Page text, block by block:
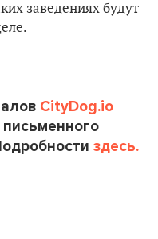
заведениях будут
CityDog.io
здесь.